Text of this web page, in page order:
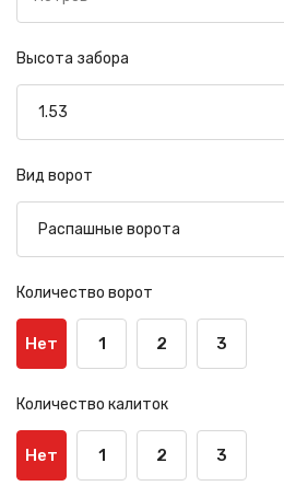
Высота забора
Вид ворот
Количество ворот
Нет 1 2 3
Количество калиток
Нет 1 2 3